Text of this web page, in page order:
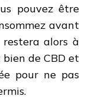
pouvez être
avant
alors à
de CBD et
pour ne pas